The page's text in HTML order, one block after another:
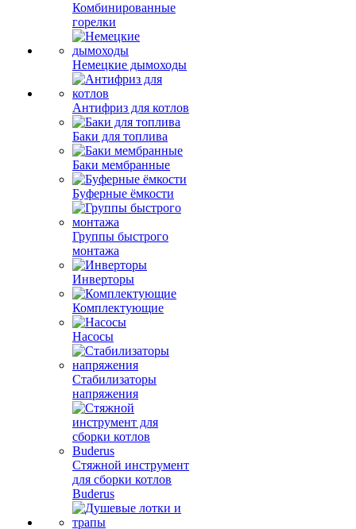
Комбинированные
горелки
Немецкие дымоходы
Антифриз для котлов
Баки для топлива
Баки мембранные
Буферные ёмкости
Группы быстрого
монтажа
Инверторы
Комплектующие
Насосы
Стабилизаторы
напряжения
Стяжной инструмент
для сборки котлов
Buderus